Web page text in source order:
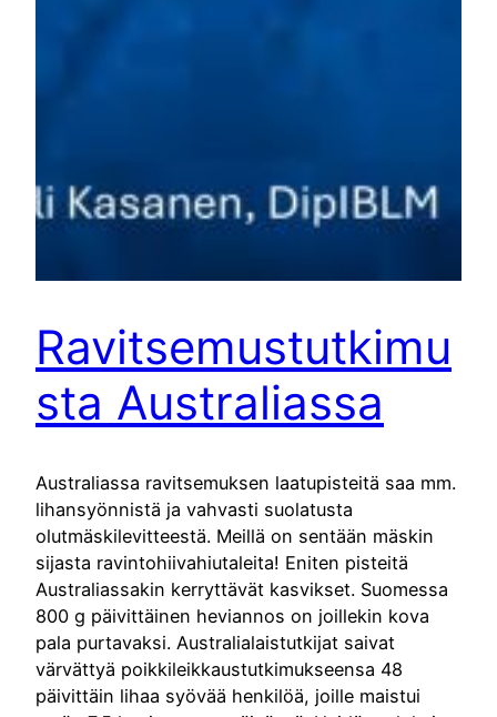
Ravitsemustutkimu
sta Australiassa
Australiassa ravitsemuksen laatupisteitä saa mm.
lihansyönnistä ja vahvasti suolatusta
olutmäskilevitteestä. Meillä on sentään mäskin
sijasta ravintohiivahiutaleita! Eniten pisteitä
Australiassakin kerryttävät kasvikset. Suomessa
800 g päivittäinen heviannos on joillekin kova
pala purtavaksi. Australialaistutkijat saivat
värvättyä poikkileikkaustutkimukseensa 48
päivittäin lihaa syövää henkilöä, joille maistui